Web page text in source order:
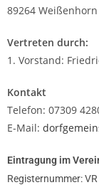
89264 Weißenhorn
Vertreten durch:
1. Vorstand:
Kontakt
Telefon: 07309
E-Mail:
Eintragung im
Registernummer: